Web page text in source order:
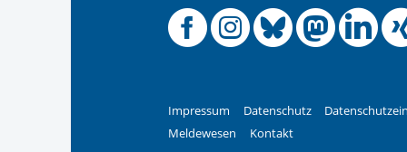
Ihre Telefonnummer
Offizielle
Impressum Datenschutz
Meldewesen
Kontakt